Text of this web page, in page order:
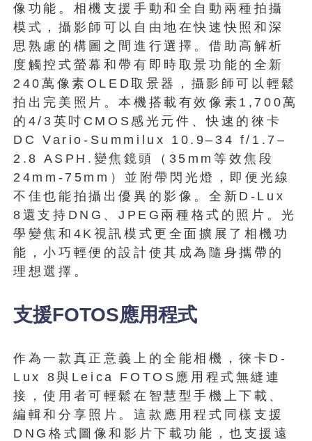
像功能。相機支援手動和全自動兩種拍攝
模式，攝影師可以自由地在快速快照和深
思熟慮的構圖之間進行選擇。借助高解析
度觸控式螢幕和帶有即時取景功能的全新
240萬像素OLED取景器，攝影師可以輕鬆
拍出完美照片。本機搭載有效像素1,700萬
的4/3英吋CMOS感光元件、快速的徠卡
DC Vario-Summilux 10.9–34 f/1.7–
2.8 ASPH.變焦鏡頭（35mm等效焦段
24mm-75mm）並附帶閃光燈，即便光線
不佳也能拍攝出優異的影像。全新D-Lux
8還支持DNG、JPEG兩種格式的照片。光
學變焦和4K視訊模式更全面擴展了相機功
能，小巧輕便的設計使其成為隨身攜帶的
理想選擇。
支援FOTOS應用程式
作為一款真正意義上的全能相機，徠卡D-
Lux 8與Leica FOTOS應用程式無縫連
接，使用者可輕鬆在智慧型手機上下載、
編輯和分享照片。這款應用程式同樣支援
DNG格式圖像和影片下載功能，也支援遠